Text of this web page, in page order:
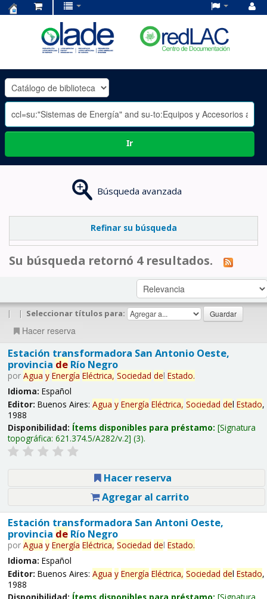
OLADE
-
Ir
Búsqueda avanzada
Refinar su búsqueda
Su búsqueda retornó 4 resultados.
| | Seleccionar títulos para:
Hacer reserva
Estación transformadora San Antonio Oeste,
provincia deRío Negro
por Agua y Energía Eléctrica, Sociedad del Estado.
Idioma: Español
Editor: Buenos Aires: Agua y Energía Eléctrica, Sociedad del Estado,
1988
Disponibilidad: Ítems disponibles para préstamo: Signatura
topográfica: 621.374.5/A282/v.2 (3).
Hacer reserva
Agregar al carrito
Estación transformadora San Antoni Oeste,
provincia deRío Negro
por Agua y Energía Eléctrica, Sociedad del Estado.
Idioma: Español
Editor: Buenos Aires: Agua y Energía Eléctrica, Sociedad del Estado,
1988